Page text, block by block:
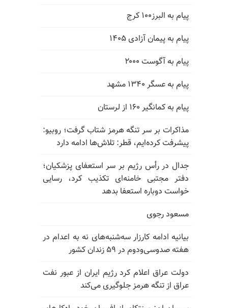
پیام به البرز۱۰۰ کرج
پیام به پیمان آزادی ۱۴۰۵
پیام به آگوست ۲۰۰۰
پیام به عسگر ۱۳۴۰ مشهد
پیام به کمانگیر ۱۶۰ از لرستان
مذاکرات بر سر تنگه هرمز شتاب گرفت؛ روبیو:
پیشرفت کرده‌ایم، قطر: تلاش‌ها ادامه دارد
جدال در رأس رژیم بر سر استعفای پزشکیان؛
دفتر مجتبی خامنه‌ای تکذیب کرد، رسایی
خواست دوباره استعفا بدهد
مسعود رجوی
بیانیه ادامه کارزار سه‌شنبه‌های نه به اعدام در
هفته صدوسی‌و‌دوم در ۵۹ زندان کشور
دولت عراق اعلام کرد رژیم ایران از عبور نفت
عراق از تنگه هرمز جلوگیری می‌کند